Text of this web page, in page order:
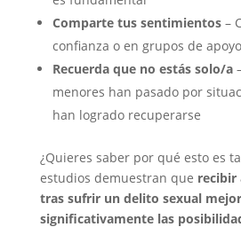
Comparte tus sentimientos–
confianza o en grupos de apoyo
Recuerda que no estás solo/a
menores han pasado por
han logrado recuperarse
¿Quieres saber por qué esto es
estudios demuestran que recibir
tras sufrir un delito sexual
significativamente las